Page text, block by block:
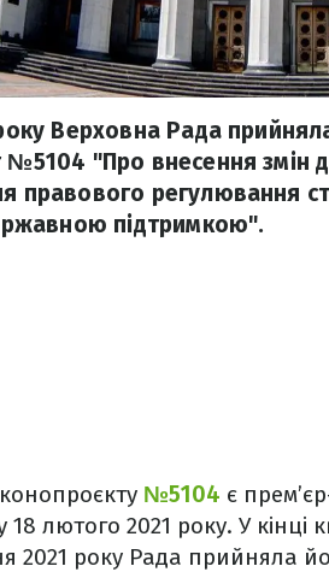
Верховна Рада
№5104 "Про внесення змін
правового регулювання
підтримкою".
№5104 є
лютого 2021 року. У
2021 року Рада прийняла